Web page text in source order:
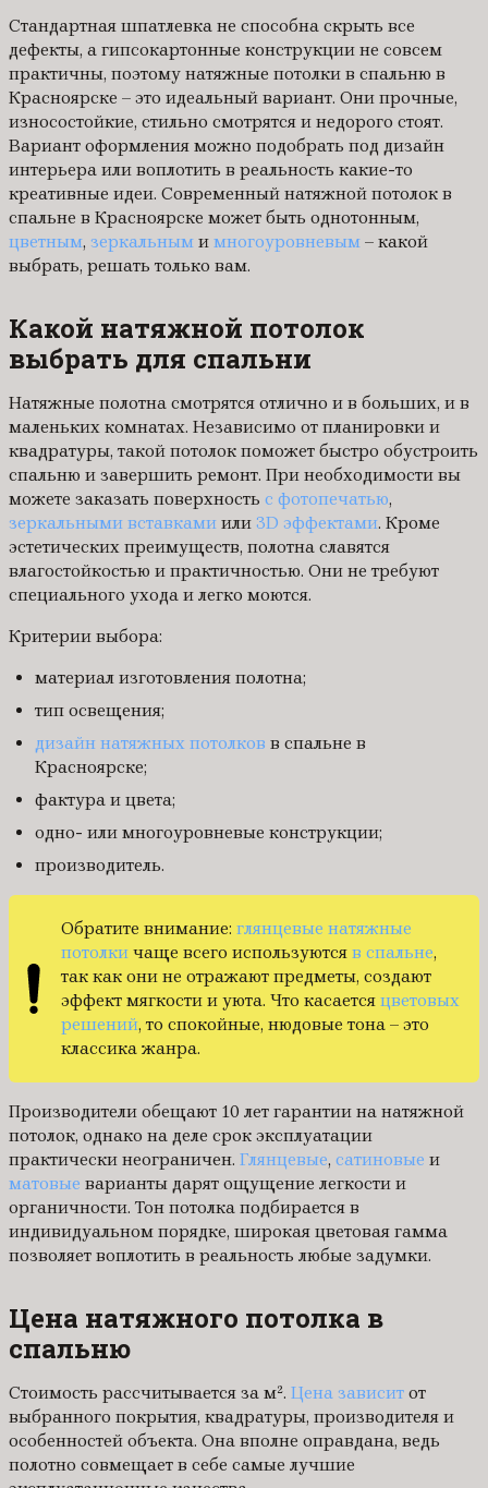
Стандартная шпатлевка не способна скрыть все
дефекты, а гипсокартонные конструкции не совсем
практичны, поэтому натяжные потолки в спальню в
Красноярске – это идеальный вариант. Они прочные,
износостойкие, стильно смотрятся и недорого стоят.
Вариант оформления можно подобрать под дизайн
интерьера или воплотить в реальность какие-то
креативные идеи. Современный натяжной потолок в
спальне в Красноярске может быть однотонным,
цветным, зеркальным и многоуровневым – какой
выбрать, решать только вам.
Какой натяжной потолок
выбрать для спальни
Натяжные полотна смотрятся отлично и в больших, и в
маленьких комнатах. Независимо от планировки и
квадратуры, такой потолок поможет быстро обустроить
спальню и завершить ремонт. При необходимости вы
можете заказать поверхность с фотопечатью,
зеркальными вставками или 3D эффектами. Кроме
эстетических преимуществ, полотна славятся
влагостойкостью и практичностью. Они не требуют
специального ухода и легко моются.
Критерии выбора:
материал изготовления полотна;
тип освещения;
дизайн натяжных потолков в спальне в
Красноярске;
фактура и цвета;
одно- или многоуровневые конструкции;
производитель.
Обратите внимание: глянцевые натяжные
потолки чаще всего используются в спальне,
так как они не отражают предметы, создают
эффект мягкости и уюта. Что касается цветовых
решений, то спокойные, нюдовые тона – это
классика жанра.
Производители обещают 10 лет гарантии на натяжной
потолок, однако на деле срок эксплуатации
практически неограничен. Глянцевые, сатиновые и
матовые варианты дарят ощущение легкости и
органичности. Тон потолка подбирается в
индивидуальном порядке, широкая цветовая гамма
позволяет воплотить в реальность любые задумки.
Цена натяжного потолка в
спальню
Стоимость рассчитывается за м². Цена зависит от
выбранного покрытия, квадратуры, производителя и
особенностей объекта. Она вполне оправдана, ведь
полотно совмещает в себе самые лучшие